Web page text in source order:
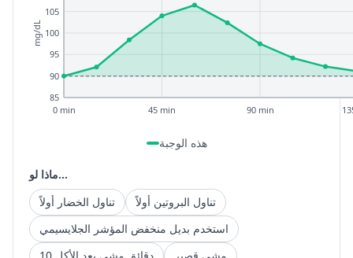
85
90
95
100
105
0 min 45 min 90 min
mg/dL
هذه الوجبة
ماذا لو...
تناول الخضار أولاً
تناول البروتين أولاً
استخدم بديل منخفض المؤشر الجلايسيمي